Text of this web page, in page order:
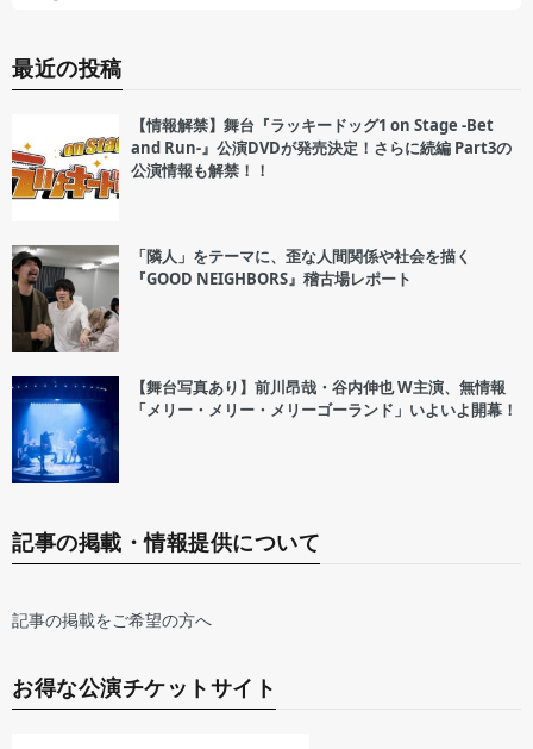
最近の投稿
【情報解禁】舞台『ラッキードッグ1 on Stage -Bet
and Run-』公演DVDが発売決定！さらに続編 Part3の
公演情報も解禁！！
「隣人」をテーマに、歪な人間関係や社会を描く
『GOOD NEIGHBORS』稽古場レポート
【舞台写真あり】前川昂哉・谷内伸也 W主演、無情報
「メリー・メリー・メリーゴーランド」いよいよ開幕！
記事の掲載・情報提供について
記事の掲載をご希望の方へ
お得な公演チケットサイト